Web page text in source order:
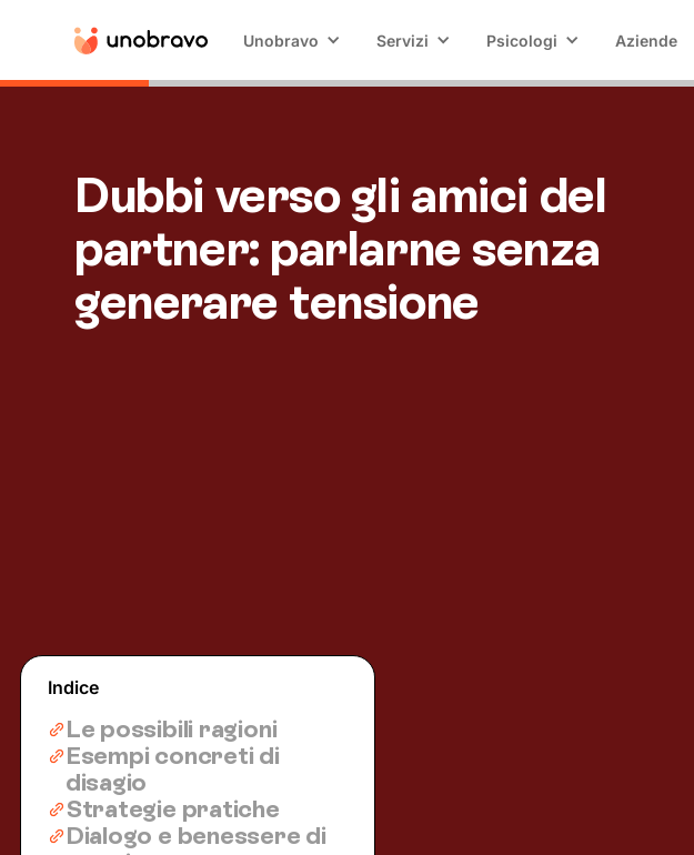
Unobravo Servizi Psicologi Aziende
Indice
Le possibili ragioni
Esempi concreti di
disagio
Strategie pratiche
Dialogo e benessere di
Dubbi verso gli amici del
partner: parlarne senza
generare tensione